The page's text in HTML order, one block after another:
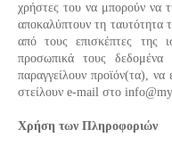
χρήστες του να μπορούν να
αποκαλύπτουν τη ταυτότητα
από τους επισκέπτες της
προσωπικά τους
παραγγείλουν προϊόν(τα),
στείλουν e-mail στο info@
Χρήση των Πληροφοριών